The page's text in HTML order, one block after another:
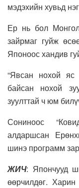
мэдэхийн хувьд
Ер нь бол
зайрмаг гуйж
Японоос хандив
“Явсан нохой яс
байсан нохой
зуулттай ч юм
Сониноос
алдаршсан
шинэ программ
ЖИЧ: Япончууд
өөрчилдөг.